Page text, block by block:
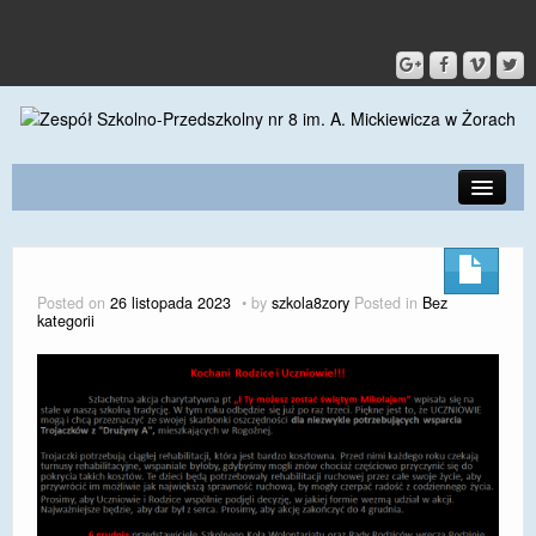
KONTAKT
DLA RODZICÓW I UCZNIÓW
DLA PRACOWNIKÓW
GALERIA
SPORT
Posted on 26 listopada 2023 by szkola8zory Posted in Bez
kategorii